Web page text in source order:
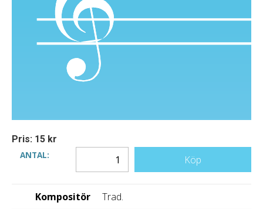
Pris: 15 kr
ANTAL:
Köp
Kompositör
Trad.